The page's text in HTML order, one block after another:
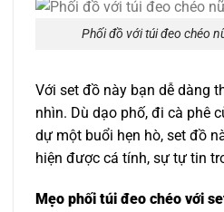
Phối đồ với túi đeo chéo
Với set đồ này bạn dễ dàng
nhìn. Dù dạo phố, đi cà phê
dự một buổi hẹn hò, set đồ
hiện được cá tính, sự tự tin
Mẹo phối túi đeo chéo với